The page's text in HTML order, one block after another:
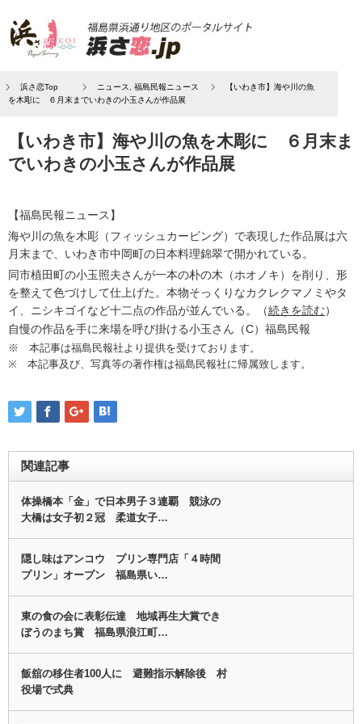
浜さ恋Top ニュース 福島民報ニュース
【いわき市】海や川の魚
を木彫に ６月末までいわきの小玉さんが作品展
【いわき市】海や川の魚を木彫に ６月末ま
でいわきの小玉さんが作品展
【福島民報ニュース】
海や川の魚を木彫（フィッシュカービング）で表現した作品展は六
月末まで、いわき市中岡町の日本料理錦翠で開かれている。
同市植田町の小玉照夫さんが一本の朴の木（ホオノキ）を削り、形
を整えて色づけして仕上げた。本物そっくりなカクレクマノミやタ
イ、ニシキゴイなど十二点の作品が並んでいる。（続きを読む）
自慢の作品を手に来場を呼び掛ける小玉さん（C）福島民報
※ 本記事は福島民報社より提供を受けております。
※ 本記事及び、写真等の著作権は福島民報社に帰属致します。
関連記事
体操橋本「金」で日本男子３連覇 競泳の
大橋は女子初２冠 柔道女子…
隠し味はアンコウ プリン専門店「４時間
プリン」オープン 福島県い…
東の食の会に表彰伝達 地域再生大賞でき
ぼうのまち賞 福島県浪江町…
飯舘の移住者100人に 避難指示解除後 村
役場で式典